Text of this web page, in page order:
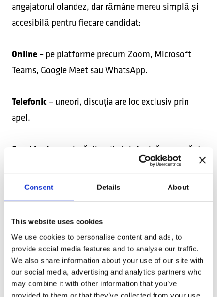
Consent Details About
This website uses cookies
We use cookies to personalise content and ads, to
provide social media features and to analyse our traffic.
We also share information about your use of our site with
our social media, advertising and analytics partners who
may combine it with other information that you’ve
provided to them or that they’ve collected from your use
angajatorul olandez, dar rămâne mereu simplă și
accesibilă pentru fiecare candidat:
Online – pe platforme precum Zoom, Microsoft
Teams, Google Meet sau WhatsApp.
Telefonic – uneori, discuția are loc exclusiv prin
apel.
Combinat – o primă discuție telefonică, urmată de
să completăm informațiile din CV-ul tău și să
aflăm mai multe despre modul în care experiența
și competențele tale se potrivesc cu cerințele
postului disponibil, despre disponibilitatea pentru
adaptarea la condițiile din Olanda sau despre